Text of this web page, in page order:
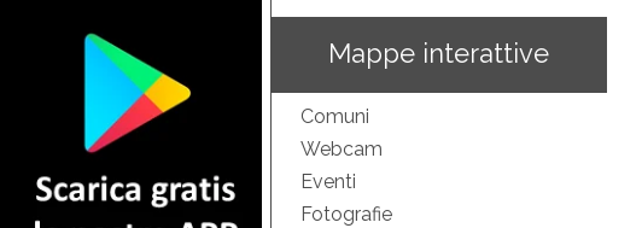
Mappe interattive
Comuni
Webcam
Eventi
Fotografie